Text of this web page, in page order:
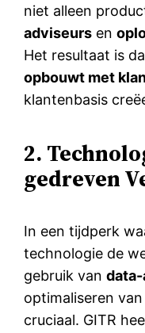
niet alleen
adviseurs en
Het resultaat is
opbouwt met
klantenbasis
2.
gedreven
In een tijdperk
technologie de
gebruik van
optimaliseren
cruciaal. GITR